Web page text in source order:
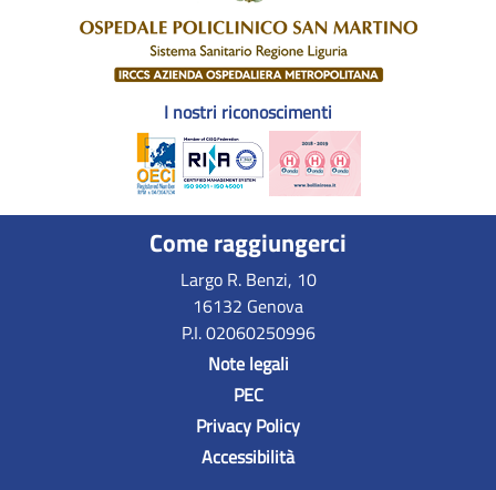
I nostri riconoscimenti
Come raggiungerci
Largo R. Benzi, 10
16132 Genova
P.I. 02060250996
Note legali
PEC
Privacy Policy
Accessibilità